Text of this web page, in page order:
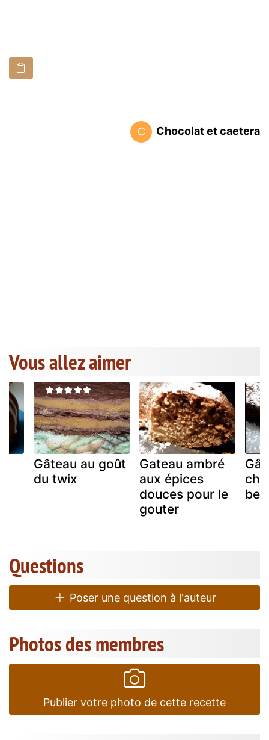
C Chocolat et caetera
Vous allez aimer
Gâteau au goût
du twix
Gateau ambré
aux épices
douces pour le
gouter
Questions
Poser une question à l'auteur
Photos des membres
Publier votre photo de cette recette